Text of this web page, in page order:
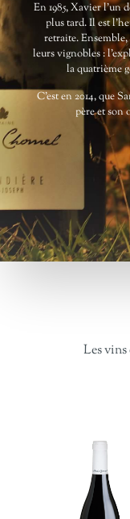
En 1985, Xavier l’un
plus tard. Il est
retraite.
leurs vignobles :
la quatrième
C’est en 2014, que
père et son
Les